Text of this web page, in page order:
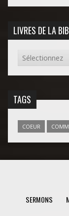
LIVRES DE LA
TAGS
COEUR
SERMONS